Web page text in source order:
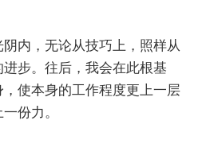
内，无论从技巧上，照样从
步。往后，我会在此根基
，使本身的工作程度更上一层
份力。